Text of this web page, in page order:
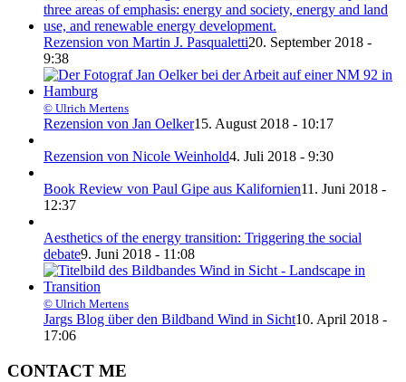
Rezension von Martin J. Pasqualetti20. September 2018 -
9:38
© Ulrich Mertens
Rezension von Jan Oelker15. August 2018 - 10:17
Rezension von Nicole Weinhold4. Juli 2018 - 9:30
Book Review von Paul Gipe aus Kalifornien11. Juni 2018 -
12:37
Aesthetics of the energy transition: Triggering the social
debate9. Juni 2018 - 11:08
© Ulrich Mertens
Jargs Blog über den Bildband Wind in Sicht10. April 2018 -
17:06
CONTACT ME